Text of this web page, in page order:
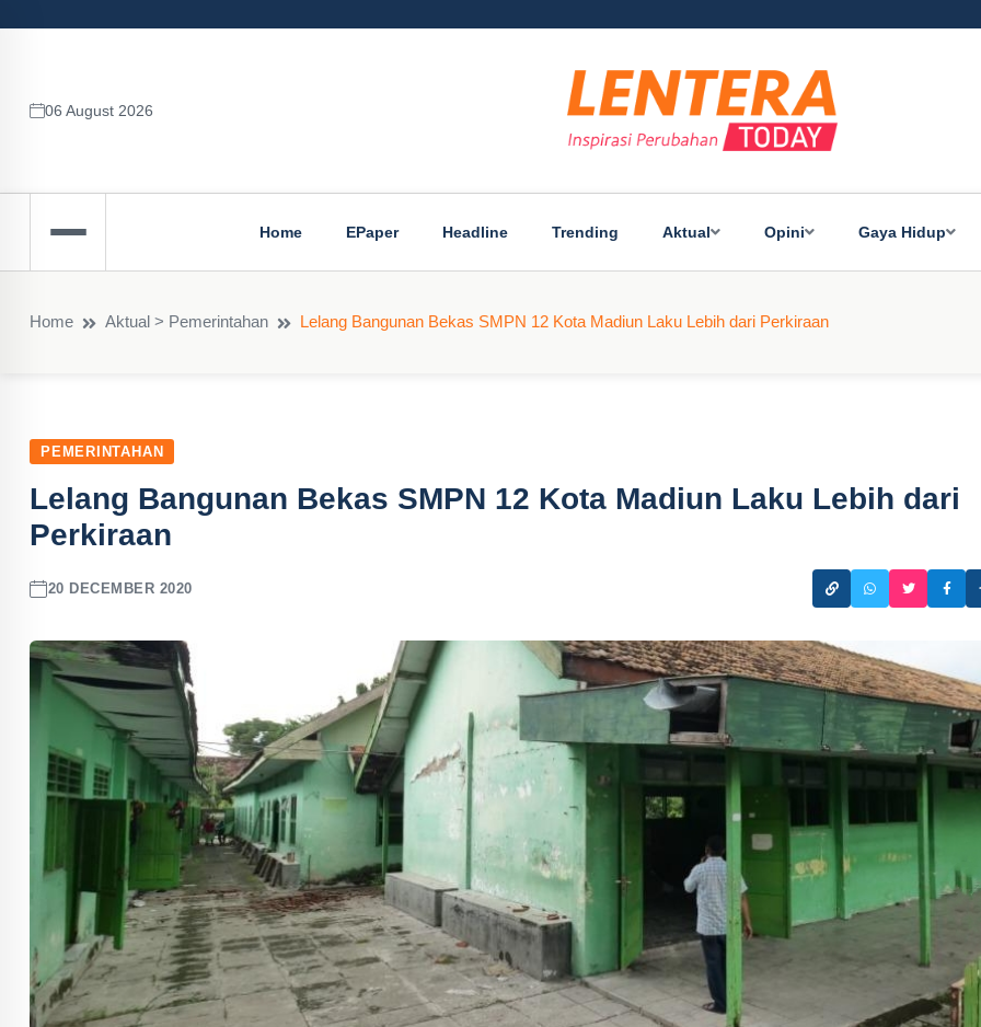
06 August 2026
Home EPaper Headline Trending Aktual Opini Gaya Hidup
Home Aktual > Pemerintahan Lelang Bangunan Bekas SMPN 12 Kota Madiun Laku Lebih dari Perkiraan
PEMERINTAHAN
Lelang Bangunan Bekas SMPN 12 Kota Madiun Laku Lebih dari
Perkiraan
20 DECEMBER 2020